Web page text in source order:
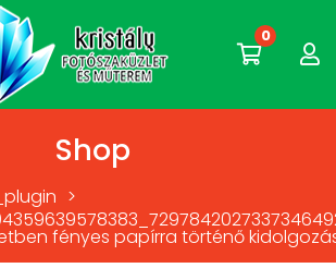
0
Shop
>
fényes papírra történő